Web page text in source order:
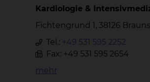
Kardiologie &
Fichtengrund 1, 38126
Tel.: +49 531 595 2252
Fax: +49 531 595 2654
mehr